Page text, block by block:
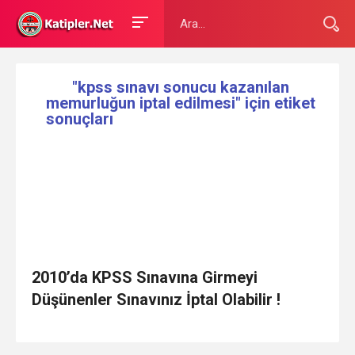
"kpss sınavı sonucu kazanılan
memurluğun iptal edilmesi" için etiket
sonuçları
2010’da KPSS Sınavına Girmeyi
Düşünenler Sınavınız İptal Olabilir !